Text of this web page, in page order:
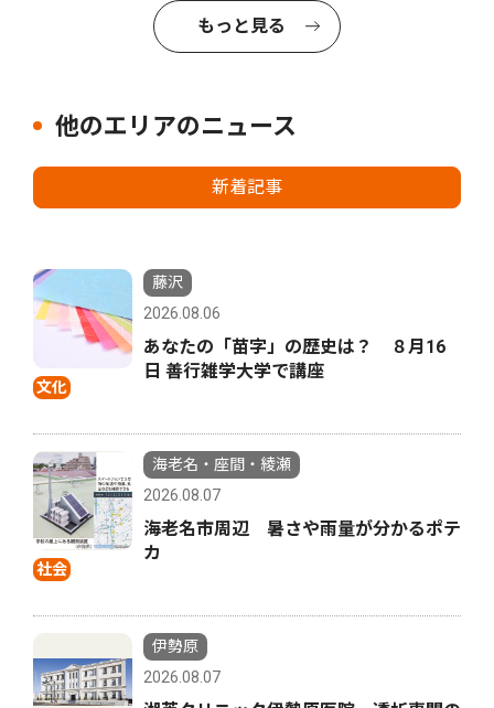
もっと見る
他のエリアのニュース
新着記事
文化
藤沢
2026.08.06
あなたの「苗字」の歴史は？ ８月16
日 善行雑学大学で講座
社会
海老名・座間・綾瀬
2026.08.07
海老名市周辺 暑さや雨量が分かるポテ
カ
伊勢原
2026.08.07